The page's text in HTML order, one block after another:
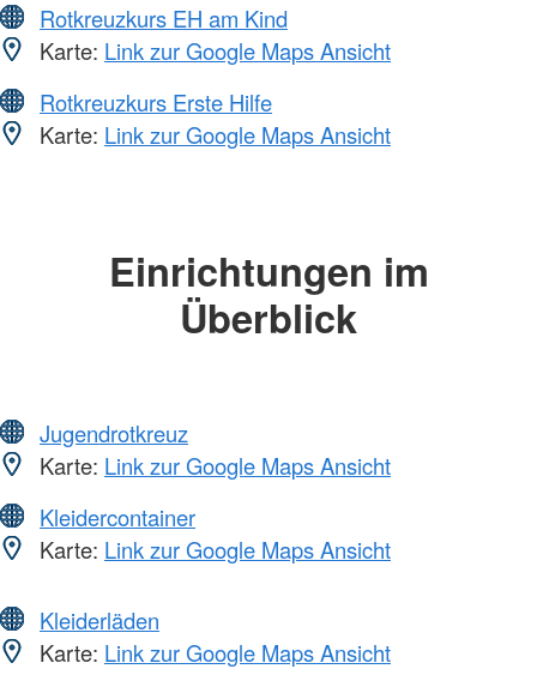
Rotkreuzkurs EH am Kind
Karte: Link zur Google Maps Ansicht
Rotkreuzkurs Erste Hilfe
Karte: Link zur Google Maps Ansicht
Einrichtungen im
Überblick
Jugendrotkreuz
Karte: Link zur Google Maps Ansicht
Kleidercontainer
Karte: Link zur Google Maps Ansicht
Kleiderläden
Karte: Link zur Google Maps Ansicht